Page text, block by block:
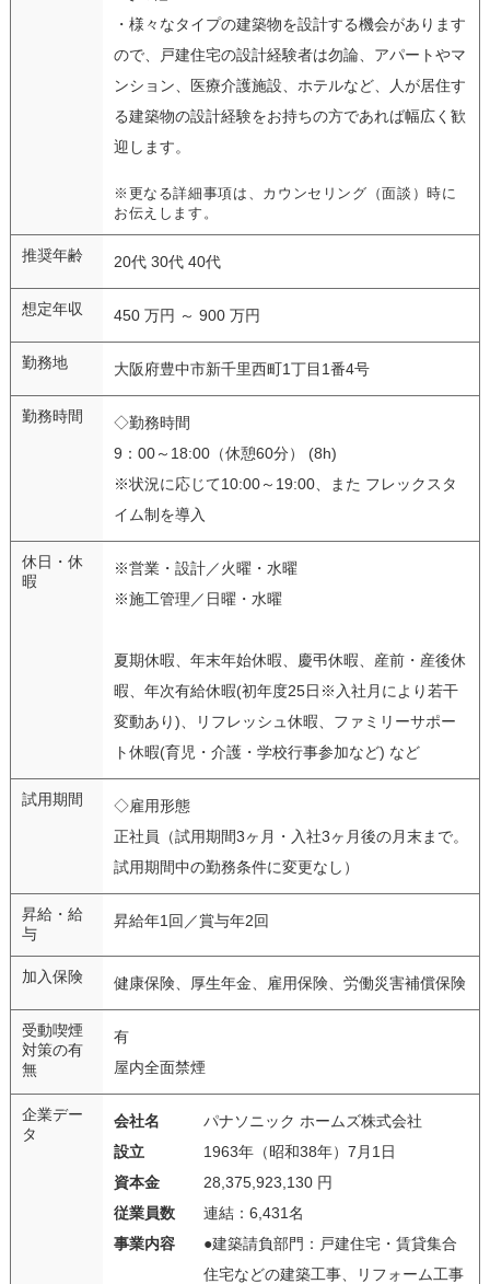
・様々なタイプの建築物を設計する機会があります
ので、戸建住宅の設計経験者は勿論、アパートやマ
ンション、医療介護施設、ホテルなど、人が居住す
る建築物の設計経験をお持ちの方であれば幅広く歓
迎します。
※更なる詳細事項は、カウンセリング（面談）時に
お伝えします。
推奨年齢 20代 30代 40代
想定年収 450 万円 ～ 900 万円
勤務地 大阪府豊中市新千里西町1丁目1番4号
勤務時間
◇勤務時間
9：00～18:00（休憩60分） (8h)
※状況に応じて10:00～19:00、また フレックスタ
イム制を導入
休日・休
暇
※営業・設計／火曜・水曜
※施工管理／日曜・水曜
夏期休暇、年末年始休暇、慶弔休暇、産前・産後休
暇、年次有給休暇(初年度25日※入社月により若干
変動あり)、リフレッシュ休暇、ファミリーサポー
ト休暇(育児・介護・学校行事参加など) など
試用期間
◇雇用形態
正社員（試用期間3ヶ月・入社3ヶ月後の月末まで。
試用期間中の勤務条件に変更なし）
昇給・給
与
昇給年1回／賞与年2回
加入保険 健康保険、厚生年金、雇用保険、労働災害補償保険
受動喫煙
対策の有
無
有
屋内全面禁煙
企業デー
タ
会社名
パナソニック ホームズ株式会社
設立
1963年（昭和38年）7月1日
資本金
28,375,923,130 円
従業員数
連結：6,431名
事業内容
●建築請負部門：戸建住宅・賃貸集合
住宅などの建築工事、リフォーム工事